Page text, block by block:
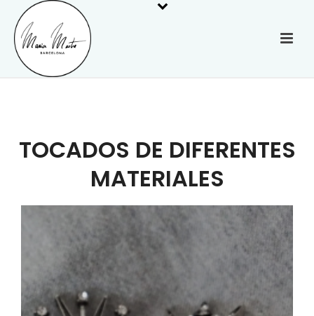
TOCADOS DE DIFERENTES
MATERIALES